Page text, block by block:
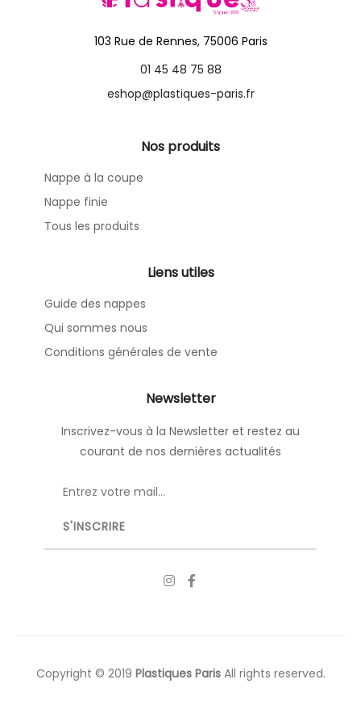
103 Rue de Rennes, 75006 Paris
01 45 48 75 88
eshop@plastiques-paris.fr
Nos produits
Nappe à la coupe
Nappe finie
Tous les produits
Liens utiles
Guide des nappes
Qui sommes nous
Conditions générales de vente
Newsletter
Inscrivez-vous à la Newsletter et restez au
courant de nos dernières actualités
Copyright © 2019 Plastiques ParisAll rights reserved.